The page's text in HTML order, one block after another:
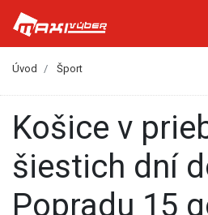
Úvod Šport
Košice v priebehu
šiestich dní
Popradu 15